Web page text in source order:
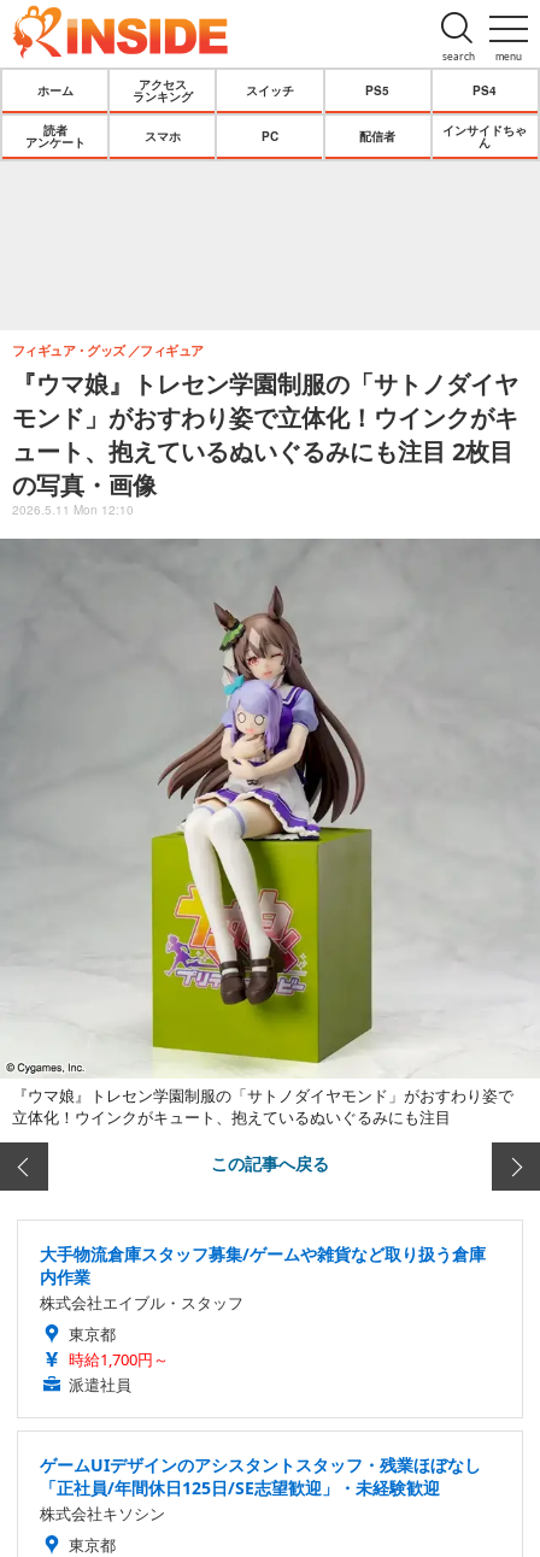
menu
search
ホーム
アクセス
ランキング
スイッチ PS5 PS4
読者
アンケート
スマホ PC 配信者
インサイドちゃ
ん
『ウマ娘』トレセン学園制服の「サトノダイヤ
モンド」がおすわり姿で立体化！ウインクがキ
ュート、抱えているぬいぐるみにも注目 2枚目
の写真・画像
フィギュア・グッズ フィギュア
2026.5.11 Mon 12:10
『ウマ娘』トレセン学園制服の「サトノダイヤモンド」がおすわり姿で
立体化！ウインクがキュート、抱えているぬいぐるみにも注目
この記事へ戻る
大手物流倉庫スタッフ募集/ゲームや雑貨など取り扱う倉庫
内作業
株式会社エイブル・スタッフ
東京都
時給1,700円～
派遣社員
ゲームUIデザインのアシスタントスタッフ・残業ほぼなし
「正社員/年間休日125日/SE志望歓迎」・未経験歓迎
株式会社キソシン
東京都